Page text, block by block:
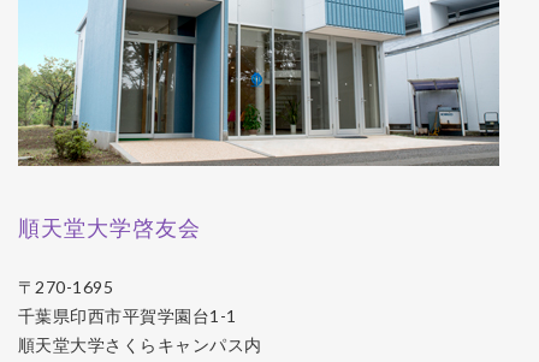
順天堂大学啓友会
〒270-1695
千葉県印西市平賀学園台1-1
順天堂大学さくらキャンパス内